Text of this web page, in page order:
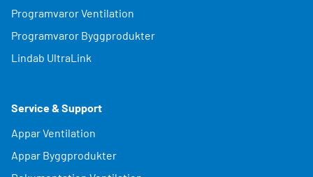
Programvaror Ventilation
Programvaror Byggprodukter
Lindab UltraLink
Service & Support
Appar Ventilation
Appar Byggprodukter